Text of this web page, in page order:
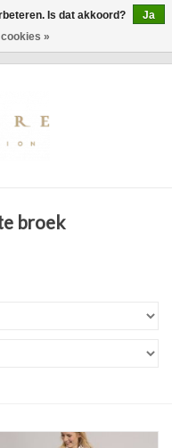
broek
Is dat akkoord?
Ja
»